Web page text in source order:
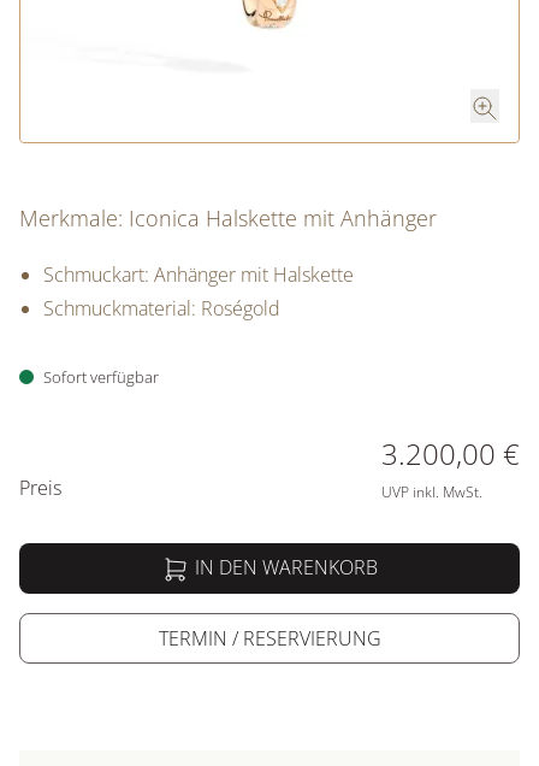
Merkmale: Iconica Halskette mit Anhänger
Schmuckart: Anhänger mit Halskette
Schmuckmaterial: Roségold
Sofort verfügbar
Preis
3.200,00 €
UVP inkl. MwSt.
IN DEN WARENKORB
TERMIN / RESERVIERUNG